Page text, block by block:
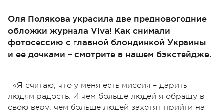
Оля Полякова украсила две предновогодние
обложки журнала Viva! Как снимали
фотосессию с главной блондинкой Украины
и ее дочками – смотрите в нашем бэкстейдже.
«Я считаю, что у меня есть миссия – дарить
людям радость. И чем больше людей я обращу в
свою веру, чем больше людей захотят прийти на